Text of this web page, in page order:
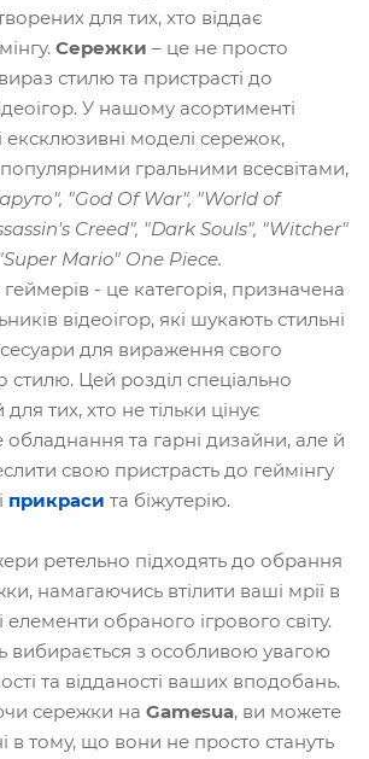
для тих, хто віддає
Сережки – це не просто
стилю та пристрасті до
У нашому асортименті
ексклюзивні моделі сережок,
гральними всесвітами,
"God Of War", "World of
Creed", "Dark Souls", "Witcher"
Mario" One Piece.
- це категорія, призначена
відеоігор, які шукають стильні
для вираження свого
стилю. Цей розділ спеціально
тих, хто не тільки цінує
обладнання та гарні дизайни, але й
свою пристрасть до геймінгу
прикраси та біжутерію.
ретельно підходять до обрання
намагаючись втілити ваші мрії в
елементи обраного ігрового світу.
вибирається з особливою увагою
та відданості ваших вподобань.
сережки на Gamesua, ви можете
в тому, що вони не просто стануть